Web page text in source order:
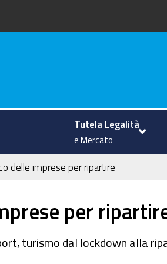
Tutela Legalità
e Mercato
delle imprese per ripartire
per
turismo dal lockdown alla